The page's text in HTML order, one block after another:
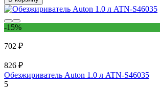
-15%
702 ₽
826 ₽
Обезжириватель Auton 1.0 л ATN-S46035
5